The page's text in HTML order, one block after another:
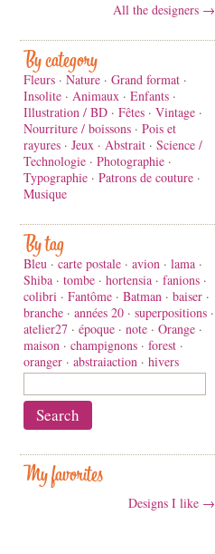
All the designers →
By category
Fleurs · Nature · Grand format ·
Insolite · Animaux · Enfants ·
Illustration / BD · Fêtes · Vintage ·
Nourriture / boissons · Pois et
rayures · Jeux · Abstrait · Science /
Technologie · Photographie ·
Typographie · Patrons de couture ·
Musique
By tag
Bleu · carte postale · avion · lama ·
Shiba · tombe · hortensia · fanions ·
colibri · Fantôme · Batman · baiser ·
branche · années 20 · superpositions ·
atelier27 · époque · note · Orange ·
maison · champignons · forest ·
oranger · abstraiaction · hivers
My favorites
Designs I like →